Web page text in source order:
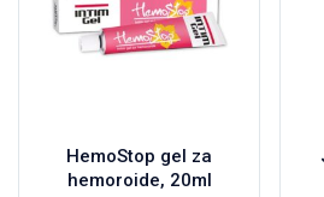
HemoStop gel za
hemoroide, 20ml